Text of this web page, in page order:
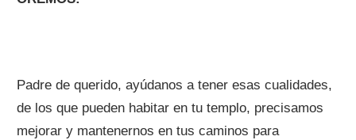
Padre de querido, ayúdanos a tener esas cualidades,
de los que pueden habitar en tu templo, precisamos
mejorar y mantenernos en tus caminos para